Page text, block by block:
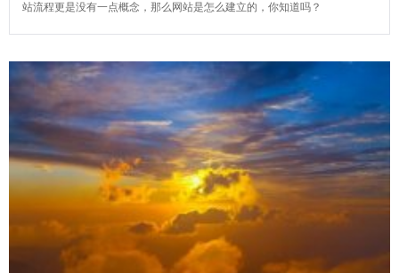
站流程更是没有一点概念，那么网站是怎么建立的，你知道吗？